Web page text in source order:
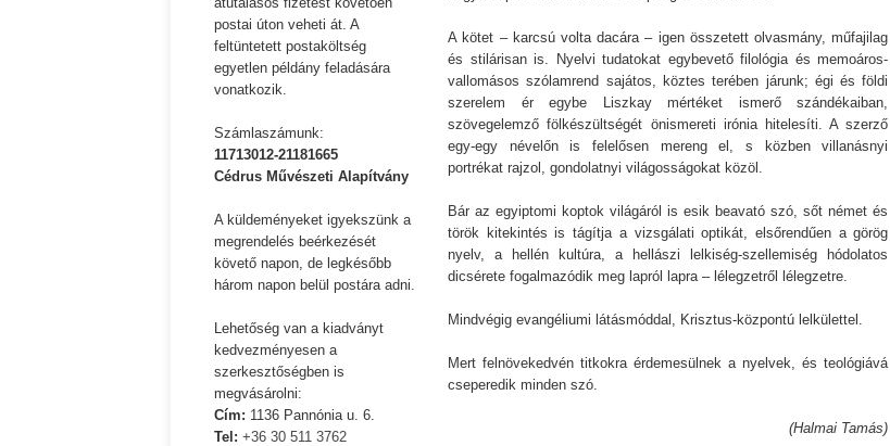
postai úton veheti át. A
feltüntetett postaköltség
egyetlen példány feladására
vonatkozik.
Számlaszámunk:
11713012-21181665
Cédrus Művészeti Alapítvány
A küldeményeket igyekszünk a
megrendelés beérkezését
követő napon, de legkésőbb
három napon belül postára adni.
Lehetőség van a kiadványt
kedvezményesen a
szerkesztőségben is
megvásárolni:
Cím: 1136 Pannónia u. 6.
Tel: +36 30 511 3762
A kötet – karcsú volta dacára – igen összetett olvasmány, műfajilag
és stilárisan is. Nyelvi tudatokat egybevető filológia és memoáros-
vallomásos szólamrend sajátos, köztes terében járunk; égi és földi
szerelem ér egybe Liszkay mértéket ismerő szándékaiban,
szövegelemző fölkészültségét önismereti irónia hitelesíti. A szerző
egy-egy névelőn is felelősen mereng el, s közben villanásnyi
portrékat rajzol, gondolatnyi világosságokat közöl.
Bár az egyiptomi koptok világáról is esik beavató szó, sőt német és
török kitekintés is tágítja a vizsgálati optikát, elsőrendűen a görög
nyelv, a hellén kultúra, a hellászi lelkiség-szellemiség hódolatos
dicsérete fogalmazódik meg lapról lapra – lélegzetről lélegzetre.
Mindvégig evangéliumi látásmóddal, Krisztus-központú lelkülettel.
Mert felnövekedvén titkokra érdemesülnek a nyelvek, és teológiává
cseperedik minden szó.
(Halmai Tamás)
Parvathy Baul: A NAGY LELKEK DALAI.
Rideg Zsófia)
Leveles Ibolya költői világa